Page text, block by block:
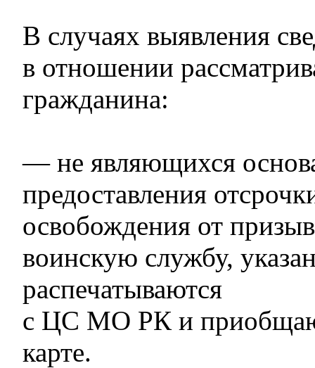
В случаях выявления
в отношении
гражданина:
— не являющихся
предоставления
освобождения от
воинскую службу,
распечатываются
с ЦС МО РК и
карте.